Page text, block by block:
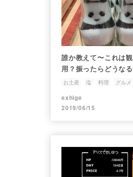
誰か教えて〜これは
用？振ったらどうなる
お土産 塩 料理 グルメ
exhige
2019/06/15